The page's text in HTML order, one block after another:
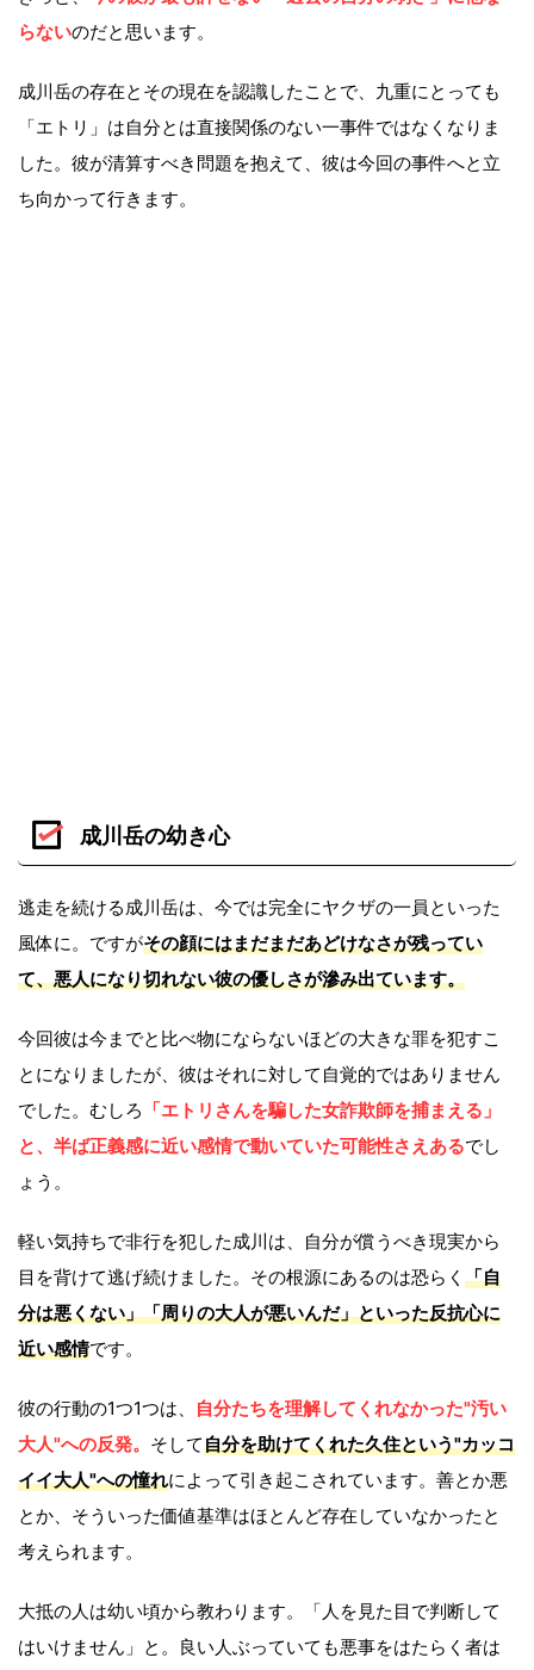
らないのだと思います。
成川岳の存在とその現在を認識したことで、九重にとっても
「エトリ」は自分とは直接関係のない一事件ではなくなりま
した。彼が清算すべき問題を抱えて、彼は今回の事件へと立
ち向かって行きます。
成川岳の幼き心
逃走を続ける成川岳は、今では完全にヤクザの一員といった
風体に。ですがその顔にはまだまだあどけなさが残ってい
て、悪人になり切れない彼の優しさが滲み出ています。
今回彼は今までと比べ物にならないほどの大きな罪を犯すこ
とになりましたが、彼はそれに対して自覚的ではありません
でした。むしろ 「エトリさんを騙した女詐欺師を捕まえる」
と、半ば正義感に近い感情で動いていた可能性さえあるでし
ょう。
軽い気持ちで非行を犯した成川は、自分が償うべき現実から
目を背けて逃げ続けました。その根源にあるのは恐らく 「自
分は悪くない」「周りの大人が悪いんだ」といった反抗心に
近い感情です。
彼の行動の1つ1つは、
自分たちを理解してくれなかった"汚い
大人"への反発。 そして自分を助けてくれた久住という"カッコ
イイ大人"への憧れによって引き起こされています。善とか悪
とか、そういった価値基準はほとんど存在していなかったと
考えられます。
大抵の人は幼い頃から教わります。「人を見た目で判断して
はいけません」と。良い人ぶっていても悪事をはたらく者は